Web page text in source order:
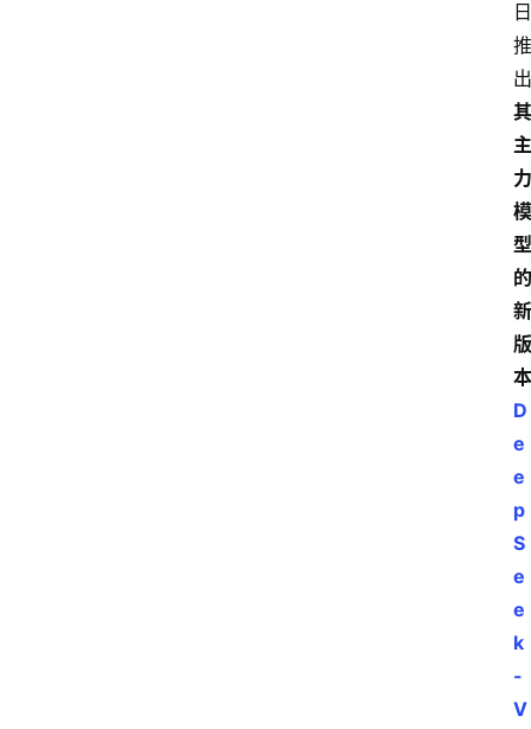
日
推
出
其
主
力
模
型
的
新
版
本
D
e
e
p
S
e
e
k
-
V